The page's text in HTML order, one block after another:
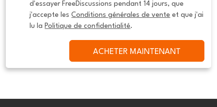
d'essayer FreeDiscussions pendant 14 jours, que
j'accepte les Conditions générales de vente et que j'ai
lu la Politique de confidentialité.
ACHETER MAINTENANT